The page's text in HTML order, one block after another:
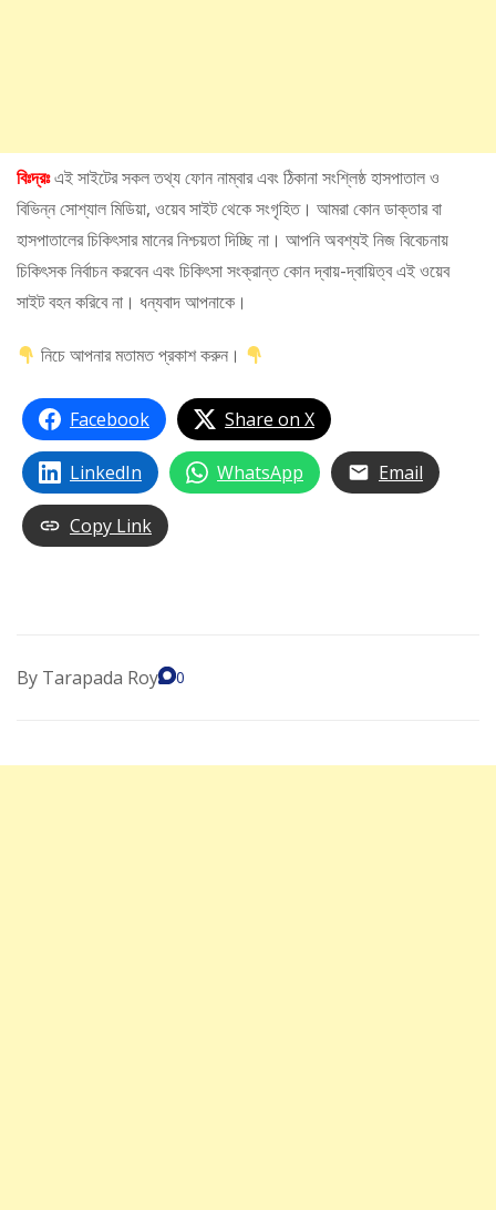
বিঃদ্রঃএই সাইটের সকল তথ্য ফোন নাম্বার এবং ঠিকানা সংশ্লিষ্ঠ হাসপাতাল ও
বিভিন্ন সোশ্যাল মিডিয়া, ওয়েব সাইট থেকে সংগৃহিত। আমরা কোন ডাক্তার বা
হাসপাতালের চিকিৎসার মানের নিশ্চয়তা দিচ্ছি না। আপনি অবশ্যই নিজ বিবেচনায়
চিকিৎসক নির্বাচন করবেন এবং চিকিৎসা সংক্রান্ত কোন দ্বায়-দ্বায়িত্ব এই ওয়েব
সাইট বহন করিবে না। ধন্যবাদ আপনাকে।
নিচে আপনার মতামত প্রকাশ করুন।
Facebook Share on X
LinkedIn WhatsApp Email
Copy Link
By Tarapada Roy 0